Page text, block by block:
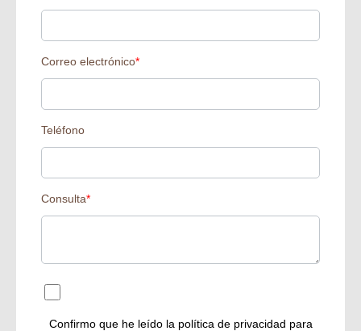
Correo electrónico*
Teléfono
Consulta*
Confirmo que he leído la política de privacidad para